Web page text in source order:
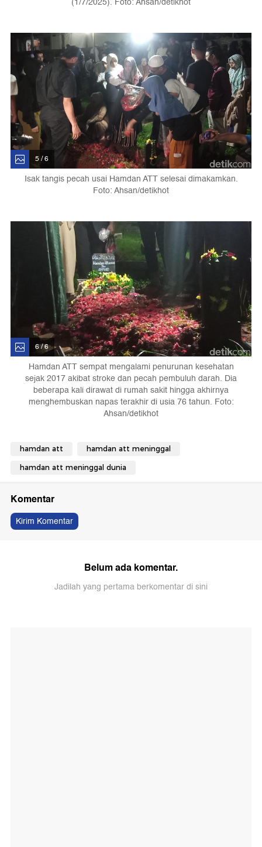
5 / 6
Isak tangis pecah usai Hamdan ATT selesai dimakamkan.
Foto: Ahsan/detikhot
6 / 6
Hamdan ATT sempat mengalami penurunan kesehatan
sejak 2017 akibat stroke dan pecah pembuluh darah. Dia
beberapa kali dirawat di rumah sakit hingga akhirnya
menghembuskan napas terakhir di usia 76 tahun. Foto:
Ahsan/detikhot
hamdan att hamdan att meninggal
hamdan att meninggal dunia
Komentar
Kirim Komentar
Belum ada komentar.
Jadilah yang pertama berkomentar di sini